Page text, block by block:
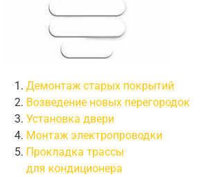
Демонтаж старых покрытий
Возведение новых перегородок
Установка двери
Монтаж электропроводки
Прокладка трассы
для кондиционера